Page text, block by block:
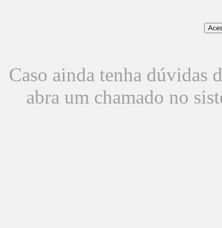
Caso ainda tenha dúvidas
abra um chamado no